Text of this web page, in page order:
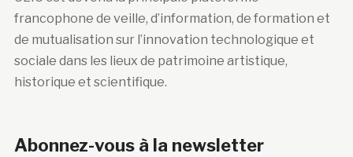
francophone de veille, d’information, de formation et
de mutualisation sur l’innovation technologique et
sociale dans les lieux de patrimoine artistique,
historique et scientifique.
Abonnez-vous à la newsletter